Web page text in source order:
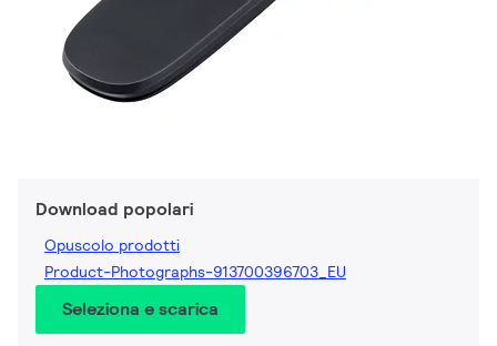
Download popolari
Opuscolo prodotti
Product-Photographs-913700396703_EU
Seleziona e scarica